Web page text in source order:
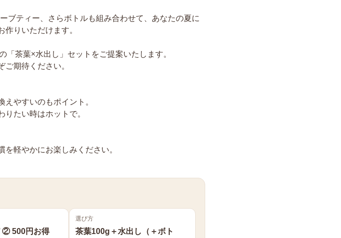
ブティー、さらボトルも組み合わせて、あなたの夏に
りいただけます。
茶葉×水出し」セットをご提案いたします。
期待ください。
やすいのもポイント。
たい時はホットで。
軽やかにお楽しみください。
② 500円お得
選び方
茶葉100g＋水出し（＋ボト